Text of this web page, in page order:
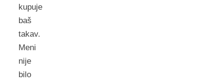
kupuje
baš
takav.
Meni
nije
bilo